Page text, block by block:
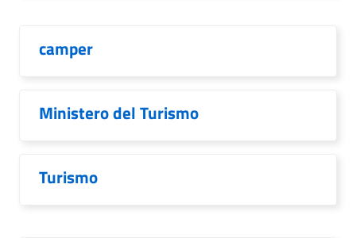
camper
Ministero del Turismo
Turismo